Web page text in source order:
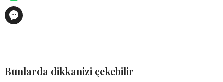
Bunlarda dikkanizi çekebilir